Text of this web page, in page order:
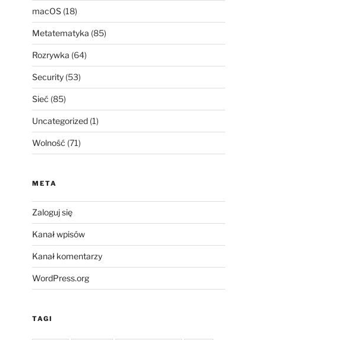
macOS(18)
Metatematyka (85)
Rozrywka (64)
Security(53)
Sieć (85)
Uncategorized(1)
Wolność (71)
META
Zaloguj się
Kanał wpisów
Kanał komentarzy
WordPress.org
TAGI